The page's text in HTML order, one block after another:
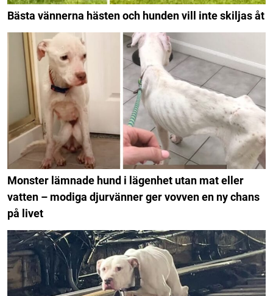
Bästa vännerna hästen och hunden vill inte skiljas åt
Monster lämnade hund i lägenhet utan mat eller
vatten – modiga djurvänner ger vovven en ny chans
på livet